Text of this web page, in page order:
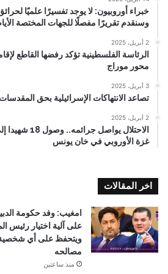
خبراء أوروبيون: لا يوجد تفسيرًا علميًا
وسنقدم تقريرًا مفصلًا للجهات المختصة
2 أبريل، 2025
الرئاسة الفلسطينية تؤكد رفضها القاطع
محور موراج
3 أبريل، 2025
تصاعد الانتهاكات الإسرائيلية بحق
2 أبريل، 2025
الاحتلال يواصل
غزة الأوروبي في خان يونس
اخر المقالات
امغيب: وفد حكومة
على آلية اختيار رئيس
ويتحفظ على أي شخصية
مصالحه
منذ ساعتين